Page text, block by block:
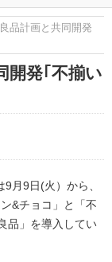
品計画と共同開発
開発｢不揃い
月9日(火）から、
&チョコ」と「不
品」を導入してい